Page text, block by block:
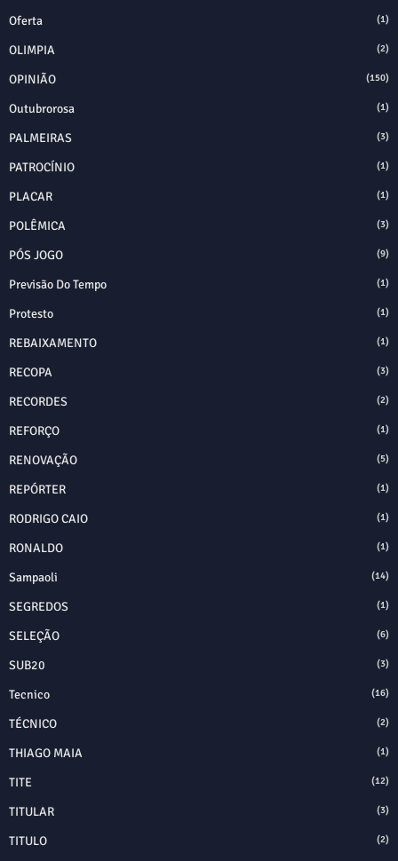
Oferta (1)
OLIMPIA (2)
OPINIÃO (150)
Outubrorosa (1)
PALMEIRAS (3)
PATROCÍNIO (1)
PLACAR (1)
POLÊMICA (3)
PÓS JOGO (9)
Previsão Do Tempo (1)
Protesto (1)
REBAIXAMENTO (1)
RECOPA (3)
RECORDES (2)
REFORÇO (1)
RENOVAÇÃO (5)
REPÓRTER (1)
RODRIGO CAIO (1)
RONALDO (1)
Sampaoli (14)
SEGREDOS (1)
SELEÇÃO (6)
SUB20 (3)
Tecnico (16)
TÉCNICO (2)
THIAGO MAIA (1)
TITE (12)
TITULAR (3)
TITULO (2)